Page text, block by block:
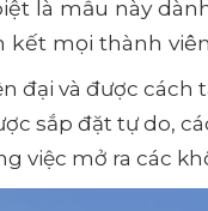
là mẫu này
kết mọi thành
và được cách
sắp đặt tự do,
việc mở ra các